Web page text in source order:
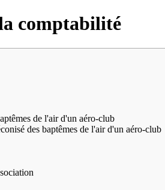
comptabilité
de l'air d'un aéro-club
des baptêmes de l'air d'un aéro-club